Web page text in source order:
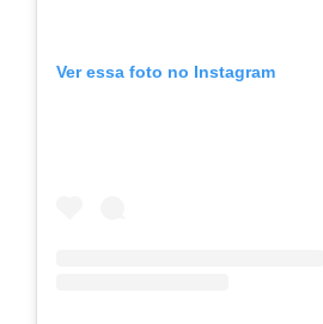
Ver essa foto no Instagram